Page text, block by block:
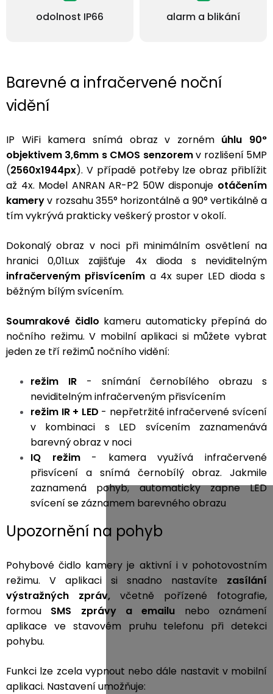
odolnost IP66 alarm a blikání
Barevné a infračervené noční
vidění
IP WiFi kamera snímá obraz v zorném úhlu 90°
objektivem 3,6mm s CMOS senzoremv rozlišení 5MP
(2560x1944px). V případě potřeby lze obraz přiblížit
až 4x. Model ANRAN AR-P2 50Wdisponuje otáčením
kameryv rozsahu 355° horizontálně a 90° vertikálně a
tím vykrývá prakticky veškerý prostor v okolí.
Dokonalý obraz v noci při minimálním osvětlení na
hranici 0,01Lux zajišťuje 4x dioda s neviditelným
infračerveným přisvícením a 4x super LED dioda s
běžným bílým svícením.
Soumrakové čidlo kameru automaticky přepíná do
nočního režimu. V mobilní aplikaci si můžete vybrat
jeden ze tří režimů nočního vidění:
režim IR- snímání černobílého obrazu s
neviditelným infračerveným přisvícením
režim IR + LED - nepřetržité infračervené svícení
v kombinaci s LED svícením zaznamenává
barevný obraz v noci
IQ režim- kamera využívá infračervené
přisvícení a snímá černobílý obraz. Jakmile
zaznamená pohyb, automaticky zapne LED
svícení se záznamem barevného obrazu
Upozornění na pohyb
Pohybové čidlo kamery je aktivní i v pohotovostním
režimu. V aplikaci si snadno nastavíte zasílání
výstražných zpráv, včetně pořízené fotografie,
formou SMS zprávy a emailu nebo oznámení
aplikace ve stavovém pruhu telefonu při detekci
pohybu.
Funkci lze zcela vypnout nebo dále nastavit v mobilní
aplikaci. Nastavení umožňuje: